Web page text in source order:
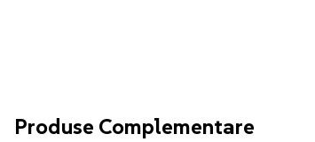
Produse Complementare